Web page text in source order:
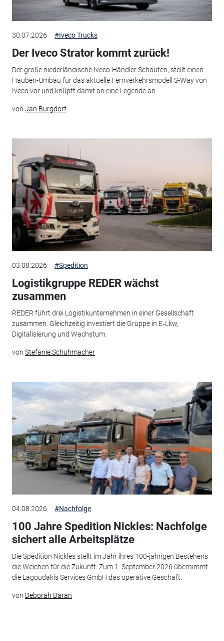
30.07.2026 #Iveco Trucks
Der Iveco Strator kommt zurück!
Der große niederländische Iveco-Händler Schouten, stellt einen
Hauben-Umbau für das aktuelle Fernverkehrsmodell S-Way von
Iveco vor und knüpft damit an eine Legende an.
von Jan Burgdorf
03.08.2026 #Spedition
Logistikgruppe REDER wächst
zusammen
REDER führt drei Logistikunternehmen in einer Gesellschaft
zusammen. Gleichzeitig investiert die Gruppe in E‑Lkw,
Digitalisierung und Wachstum.
von Stefanie Schuhmacher
04.08.2026 #Nachfolge
100 Jahre Spedition Nickles: Nachfolge
sichert alle Arbeitsplätze
Die Spedition Nickles stellt im Jahr ihres 100-jährigen Bestehens
die Weichen für die Zukunft: Zum 1. September 2026 übernimmt
die Lagoudakis Services GmbH das operative Geschäft.
von Deborah Baran